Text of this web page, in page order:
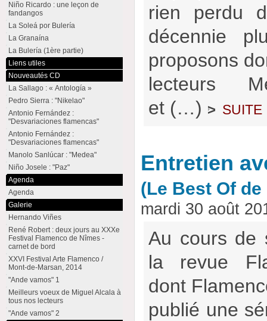
rien perdu
décennie
proposons
lecteurs
et (…) > suite
Entretien
(Le Best Of
mardi 30 août
Au cours de
la revue
dont
publié une
Niño Ricardo : une leçon de
fandangos
La Soleá por Bulería
La Granaína
La Bulería (1ère partie)
Liens utiles
Nouveautés CD
La Sallago : « Antología »
Pedro Sierra : "Nikelao"
Antonio Fernández :
"Desvariaciones flamencas"
Antonio Fernández :
"Desvariaciones flamencas"
Manolo Sanlúcar : "Medea"
Niño Josele : "Paz"
Agenda
Agenda
Galerie
Hernando Viñes
René Robert : deux jours au XXXe
Festival Flamenco de Nîmes -
carnet de bord
XXVI Festival Arte Flamenco /
Mont-de-Marsan, 2014
"Ande vamos" 1
Meilleurs voeux de Miguel Alcala à
tous nos lecteurs
"Ande vamos" 2